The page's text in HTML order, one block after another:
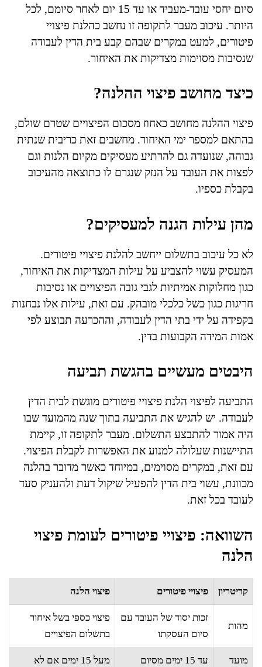
סיום יחסי עובד-מעביד או עד 15 יום לאחר סיומם, לכל
היותר. עיכוב מעבר לתקופה זו נחשב כהלנת פיצויי
פיטורים, למעט במקרים שבהם קבע בית הדין לעבודה
שנסיבות מסוימות מצדיקות את האיחור.
כיצד מחושב פיצוי ההלנה?
פיצוי ההלנה מחושב כאחוז מסכום הפיצויים שטרם שולם,
בהתאם למספר ימי האיחור. מחשבים זאת כריבית שנתית
גבוהה, שנועדה גם להרתיע מעסיקים מקיום הלנות וגם
לפצות את העובד על הנזק שנגרם לו כתוצאה מהעיכוב
בקבלת כספיו.
מהן עילות הגנה למעסיקים?
לא כל עיכוב בתשלום ייחשב להלנת פיצויי פיטורים.
המעסיק עשוי להצביע על עילות המצדיקות את האיחור,
כגון מחלוקות אמיתיות לגבי גובה הפיצויים או נסיבות
חריגות כגון כשל כלכלי מובהק. עם זאת, עילות אלו נבחנות
בקפידה על ידי בתי הדין לעבודה, וההכרעה תבוצע לפי
אמות המידה הקבועות בדין.
היבטים מעשיים בהגשת תביעה
התביעה לפיצוי הלנת פיצויי פיטורים מוגשת לבית הדין
לעבודה. יש להגיש את התביעה בתוך שנה מהמועד שבו
היה אמור להתבצע התשלום. מעבר לתקופה זו, קיימת
התיישנות שעלולה למנוע את האפשרות לקבלת הפיצוי.
עם זאת, במקרים מסוימים, במיוחד כאשר מדובר בהלנה
מכוונת, עשוי בית הדין להפעיל שיקול דעת ולהעניק סעד
לעובד בכל זאת.
השוואה: פיצויי פיטורים לעומת פיצוי
הלנה
קריטריון פיצויי פיטורים פיצוי הלנה
מהות
זכות יסוד של העובד עם
סיום העסקתו
פיצוי כספי בשל איחור
בתשלום הפיצויים
מועד עד 15 ימים מסיום מעל 15 ימים אם לא